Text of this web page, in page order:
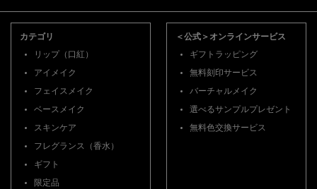
カテゴリ
リップ（口紅）
アイメイク
フェイスメイク
ベースメイク
スキンケア
フレグランス（香水）
ギフト
限定品
＜公式＞オンラインサービス
ギフトラッピング
無料刻印サービス
バーチャルメイク
選べるサンプルプレゼント
無料色交換サービス